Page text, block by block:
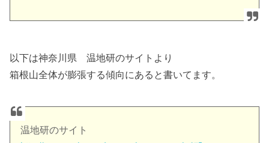
以下は神奈川県 温地研のサイトより
箱根山全体が膨張する傾向にあると書いてます。
温地研のサイト